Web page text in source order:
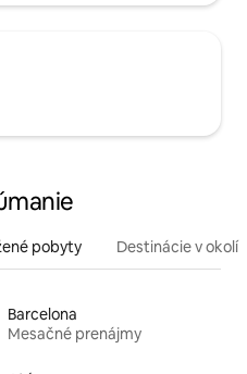
pobyty Destinácie v okolí
Barcelona
Mesačné prenájmy